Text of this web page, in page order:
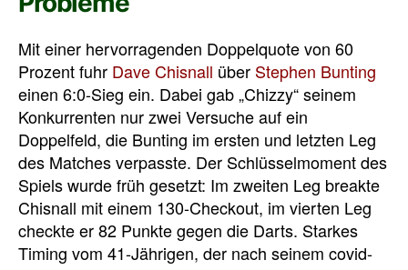
Mit einer hervorragenden Doppelquote von 60
Prozent fuhr Dave Chisnall über Stephen Bunting
einen 6:0-Sieg ein. Dabei gab „Chizzy“ seinem
Konkurrenten nur zwei Versuche auf ein
Doppelfeld, die Bunting im ersten und letzten Leg
des Matches verpasste. Der Schlüsselmoment des
Spiels wurde früh gesetzt: Im zweiten Leg breakte
Chisnall mit einem 130-Checkout, im vierten Leg
checkte er 82 Punkte gegen die Darts. Starkes
Timing vom 41-Jährigen, der nach seinem covid-